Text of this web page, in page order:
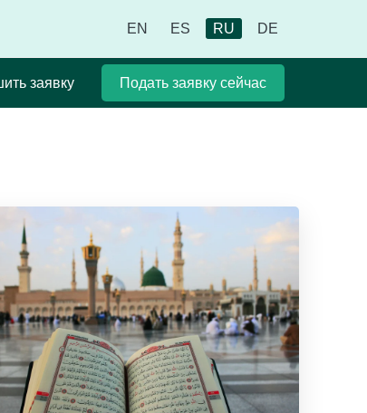
EN ES RU DE
заявку Подать заявку сейчас